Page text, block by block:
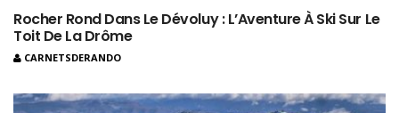
Rocher Rond Dans Le Dévoluy : L’Aventure À Ski Sur Le
Toit De La Drôme
CARNETSDERANDO